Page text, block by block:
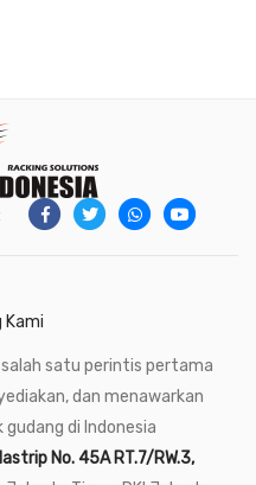
Kami
satu perintis pertama
dan menawarkan
gudang di Indonesia
No. 45A RT.7/RW.3,